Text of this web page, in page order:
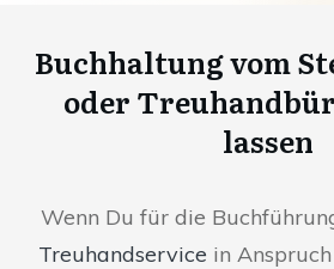
Buchhaltung vom
oder
lassen
Wenn Du für die
Treuhandservice in